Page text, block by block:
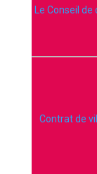
Le Conseil
Contrat de